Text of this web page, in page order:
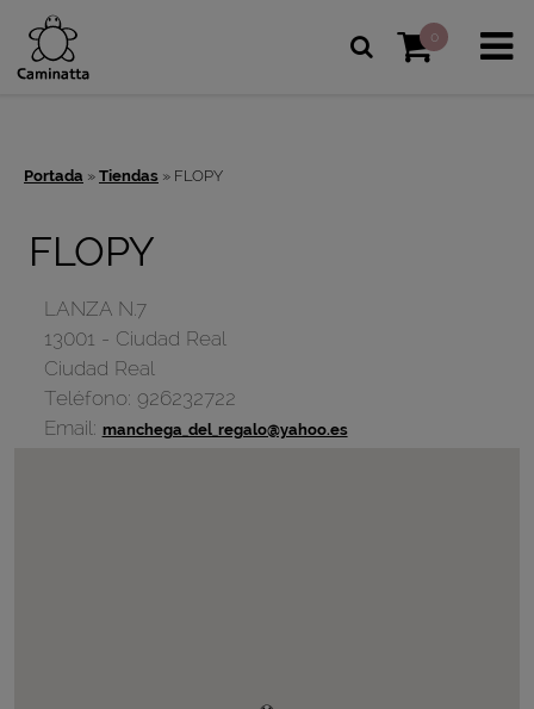
0
Portada » Tiendas » FLOPY
FLOPY
LANZA N.7
13001 - Ciudad Real
Ciudad Real
Teléfono: 926232722
Email: manchega_del_regalo@yahoo.es